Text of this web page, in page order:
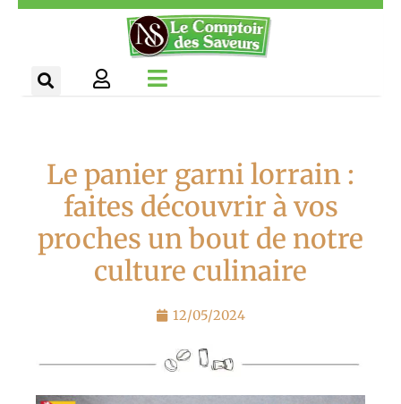
Aller
Le panier garni lorrain :
faites découvrir à vos
proches un bout de notre
culture culinaire
12/05/2024
Panneau de gestion des cookies